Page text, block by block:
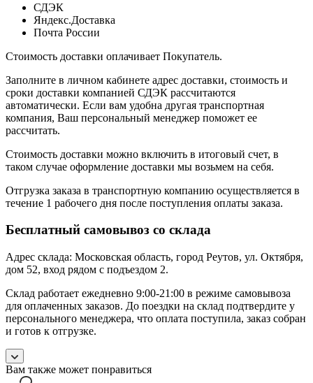
СДЭК
Яндекс.Доставка
Почта России
Стоимость доставки оплачивает Покупатель.
Заполните в личном кабинете адрес доставки, стоимость и
сроки доставки компанией СДЭК рассчитаются
автоматически. Если вам удобна другая транспортная
компания, Ваш персональный менеджер поможет ее
рассчитать.
Стоимость доставки можно включить в итоговый счет, в
таком случае оформление доставки мы возьмем на себя.
Отгрузка заказа в транспортную компанию осуществляется в
течение 1 рабочего дня после поступления оплаты заказа.
Бесплатный самовывоз со склада
Адрес склада: Московская область, город Реутов, ул. Октября,
дом 52, вход рядом с подъездом 2.
Склад работает ежедневно 9:00-21:00 в режиме самовывоза
для оплаченных заказов. До поездки на склад подтвердите у
персонального менеджера, что оплата поступила, заказ собран
и готов к отгрузке.
Вам также может понравиться